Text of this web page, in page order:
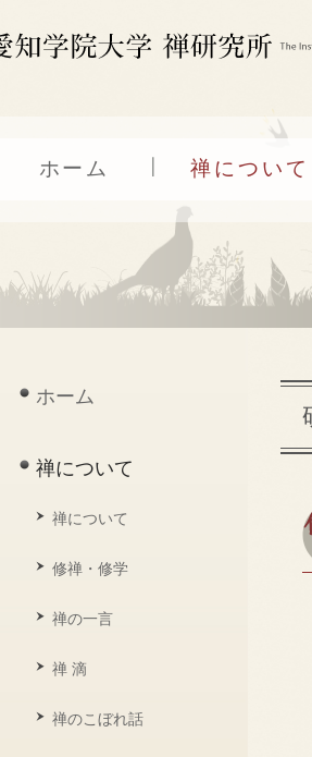
ホーム 禅について
ホーム
禅について
禅について
修禅・修学
禅の一言
禅 滴
禅のこぼれ話